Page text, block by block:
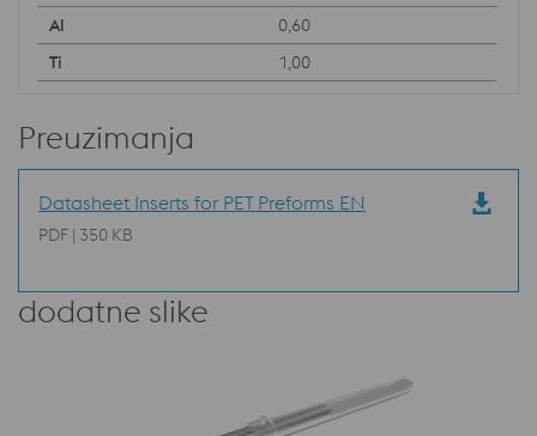
0,60
1,00
Preuzimanja
Datasheet Inserts for PET Preforms EN
PDF | 350 KB
dodatne slike